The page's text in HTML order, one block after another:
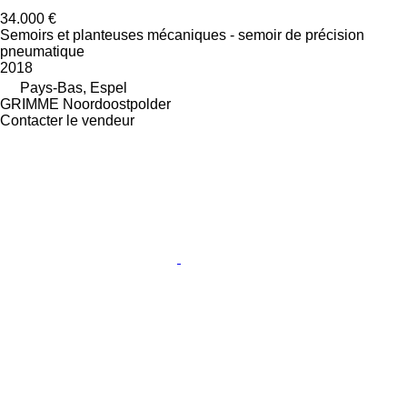
34.000 €
Semoirs et planteuses mécaniques - semoir de précision
pneumatique
2018
Pays-Bas, Espel
GRIMME Noordoostpolder
Contacter le vendeur